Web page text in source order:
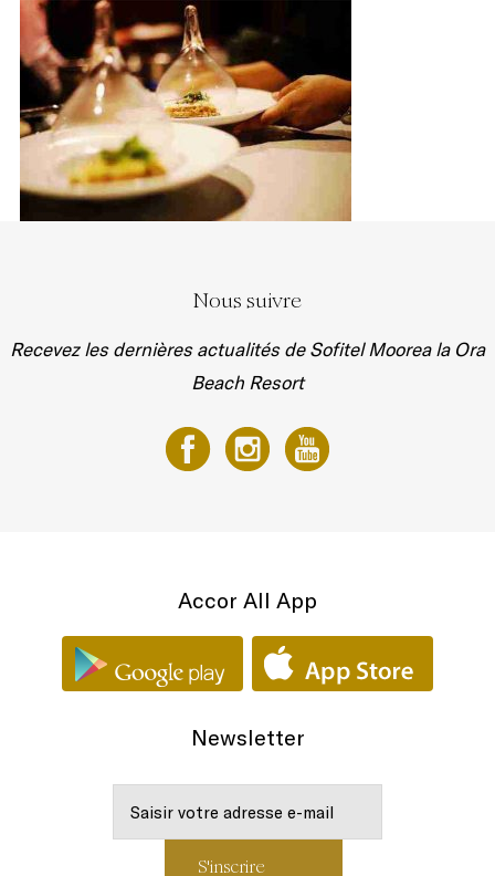
Nous suivre
Recevez les dernières actualités de Sofitel Moorea la Ora
Beach Resort
Accor All App
Newsletter